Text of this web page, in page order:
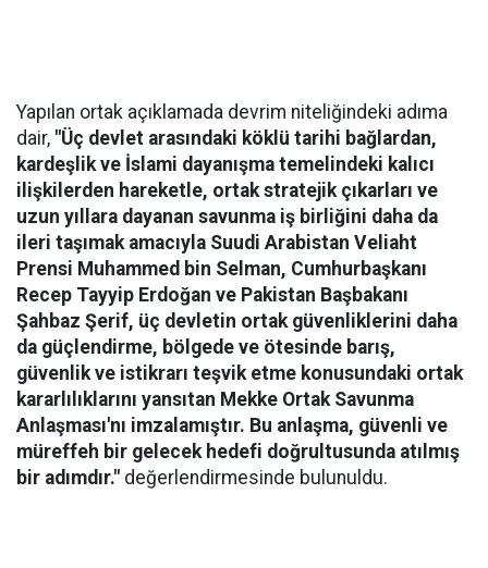
Yapılan ortak açıklamada devrim niteliğindeki adıma
dair, "Üç devlet arasındaki köklü tarihi bağlardan,
kardeşlik ve İslami dayanışma temelindeki kalıcı
ilişkilerden hareketle, ortak stratejik çıkarları ve
uzun yıllara dayanan savunma iş birliğini daha da
ileri taşımak amacıyla Suudi Arabistan Veliaht
Prensi Muhammed bin Selman, Cumhurbaşkanı
Recep Tayyip Erdoğan ve Pakistan Başbakanı
Şahbaz Şerif, üç devletin ortak güvenliklerini daha
da güçlendirme, bölgede ve ötesinde barış,
güvenlik ve istikrarı teşvik etme konusundaki ortak
kararlılıklarını yansıtan Mekke Ortak Savunma
Anlaşması'nı imzalamıştır. Bu anlaşma, güvenli ve
müreffeh bir gelecek hedefi doğrultusunda atılmış
bir adımdır." değerlendirmesinde bulunuldu.